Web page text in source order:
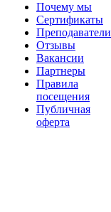
Почему мы
Сертификаты
Преподаватели
Отзывы
Вакансии
Партнеры
Правила
посещения
Публичная
оферта